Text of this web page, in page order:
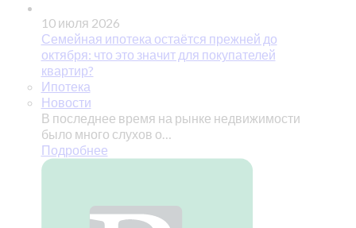
10 июля 2026
Семейная ипотека остаётся прежней до
октября: что это значит для покупателей
квартир?
Ипотека
Новости
В последнее время на рынке недвижимости
было много слухов о…
Подробнее